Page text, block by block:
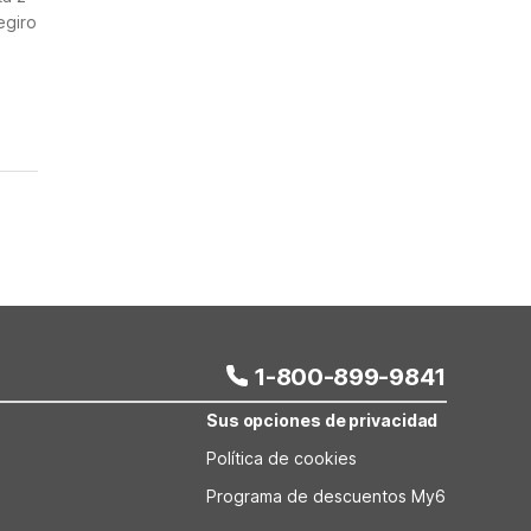
1-800-899-9841
Sus opciones de privacidad
Política de cookies
Programa de descuentos My6